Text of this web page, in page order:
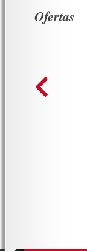
Ofertas